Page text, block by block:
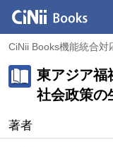
CiNii Books機能統合対
東アジア福
社会政策の
著者